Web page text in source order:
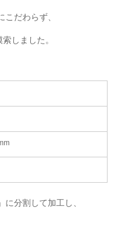
だわらず、
しました。
分割して加工し、